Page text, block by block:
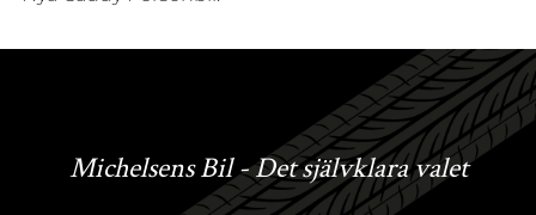
Michelsens Bil - Det självklara valet